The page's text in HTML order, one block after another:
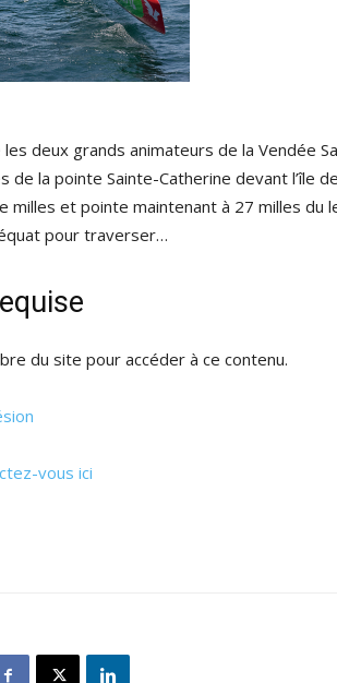
les deux grands animateurs de la Vendée
de la pointe Sainte-Catherine devant l’île
milles et pointe maintenant à 27 milles du
pour traverser…
du site pour accéder à ce contenu.
vous ici